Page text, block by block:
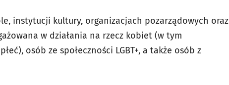
instytucji kultury, organizacjach pozarządowych oraz
w działania na rzecz kobiet (w tym
osób ze społeczności LGBT+, a także osób z